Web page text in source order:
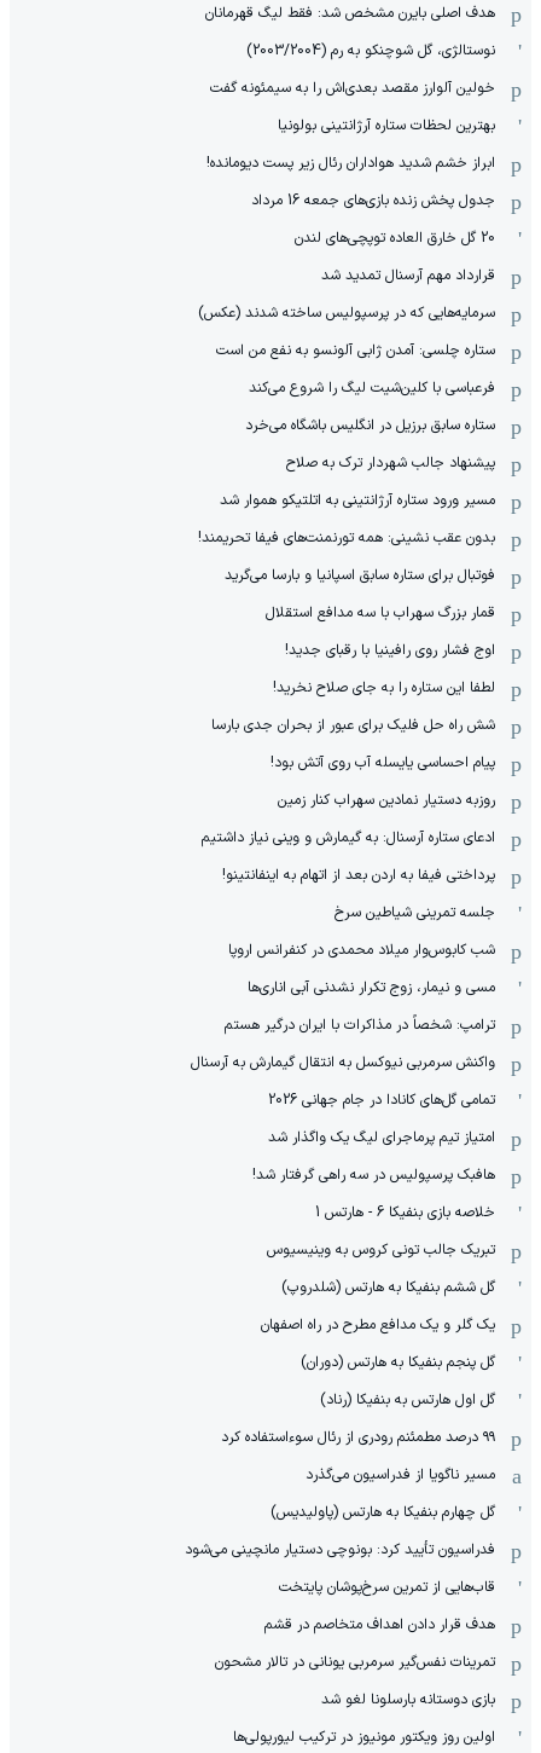
هدف اصلی بایرن مشخص شد: فقط لیگ قهرمانان
نوستالژی، گل شوچنکو به رم (2003/2004)
خولین آلوارز مقصد بعدی‌اش را به سیمئونه گفت
بهترین لحظات ستاره آرژانتینی بولونیا
ابراز خشم شدید هواداران رئال زیر پست دیومانده!
جدول پخش زنده بازی‌های جمعه 16 مرداد
20 گل خارق العاده توپچی‌های لندن
قرارداد مهم آرسنال تمدید شد
سرمایه‌هایی که در پرسپولیس ساخته شدند (عکس)
ستاره چلسی: آمدن ژابی آلونسو به نفع من است
فرعباسی با کلین‌شیت لیگ را شروع می‌کند
ستاره سابق برزیل در انگلیس باشگاه می‌خرد
پیشنهاد جالب شهردار ترک به صلاح
مسیر ورود ستاره آرژانتینی به اتلتیکو هموار شد
بدون عقب نشینی: همه تورنمنت‌های فیفا تحریمند!
فوتبال برای ستاره سابق اسپانیا و بارسا می‌گرید
قمار بزرگ سهراب با سه مدافع استقلال
اوج فشار روی رافینیا با رقبای جدید!
لطفا این ستاره را به جای صلاح نخرید!
شش راه حل فلیک برای عبور از بحران جدی بارسا
پیام احساسی یایسله آب روی آتش بود!
روزبه دستیار نمادین سهراب کنار زمین
ادعای ستاره آرسنال: به گیمارش و وینی نیاز داشتیم
پرداختی فیفا به اردن بعد از اتهام به اینفانتینو!
جلسه تمرینی شیاطین سرخ
شب کابوس‌وار میلاد محمدی در کنفرانس اروپا
مسی و نیمار، زوج تکرار نشدنی آبی اناری‌ها
ترامپ: شخصاً در مذاکرات با ایران درگیر هستم
واکنش سرمربی نیوکسل به انتقال گیمارش به آرسنال
تمامی گل‌های کانادا در جام جهانی 2026
امتیاز تیم پرماجرای لیگ یک واگذار شد
هافبک پرسپولیس در سه راهی گرفتار شد!
خلاصه بازی بنفیکا 6 - هارتس 1
تبریک جالب تونی کروس به وینیسیوس
گل ششم بنفیکا به هارتس (شلدروپ)
یک گلر و یک مدافع مطرح در راه اصفهان
گل پنجم بنفیکا به هارتس (دوران)
گل اول هارتس به بنفیکا (رناد)
۹۹ درصد مطمئنم رودری از رئال سوءاستفاده کرد
مسیر ناگویا از فدراسیون می‌گذرد
گل چهارم بنفیکا به هارتس (پاولیدیس)
فدراسیون تأیید کرد: بونوچی دستیار مانچینی می‌شود
قاب‌هایی از تمرین سرخ‌پوشان پایتخت
هدف قرار دادن اهداف متخاصم در قشم
‏تمرینات نفس‌گیر سرمربی یونانی در تالار مشحون
بازی دوستانه بارسلونا لغو شد
اولین روز ویکتور مونیوز در ترکیب لیورپولی‌ها